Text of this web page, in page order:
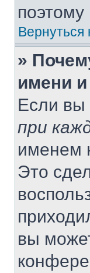
Вернуться
»
имени
Если вы
при
именем
Это
вы